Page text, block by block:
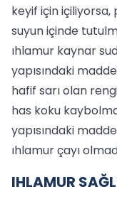
keyif için
suyun içinde
ıhlamur kaynar
yapısındaki
hafif sarı olan
has koku
yapısındaki
ıhlamur çayı
IHLAMUR